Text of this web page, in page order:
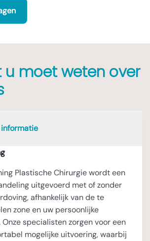
u moet weten over
Plastische Chirurgie wordt een
uitgevoerd met of zonder
afhankelijk van de te
zone en uw persoonlijke
Onze specialisten zorgen voor een
mogelijke uitvoering, waarbij